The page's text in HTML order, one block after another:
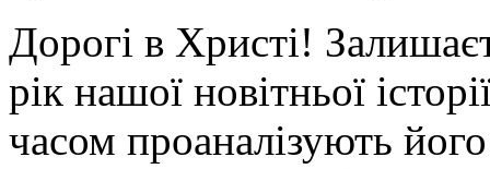
Дорогі в Христі!
рік нашої новітньої
часом проаналізують